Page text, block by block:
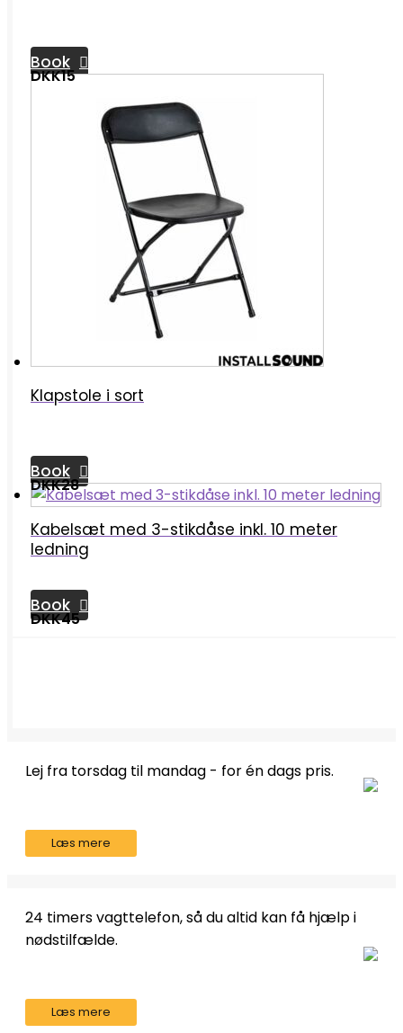
DKK15
Book
Klapstole i sort
DKK28
Book
Kabelsæt med 3-stikdåse inkl. 10 meter
ledning
DKK45
Book
Lej fra torsdag til mandag - for én dags pris.
Læs mere
24 timers vagttelefon, så du altid kan få hjælp i
nødstilfælde.
Læs mere